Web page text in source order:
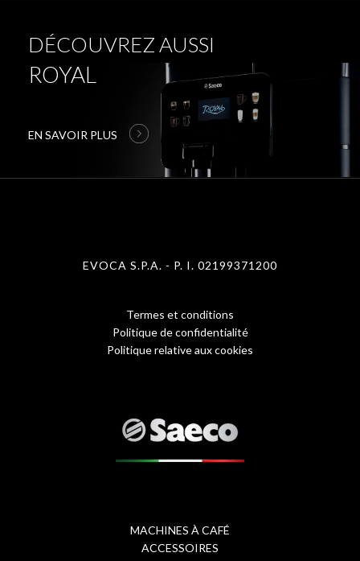
DÉCOUVREZ AUSSI
ROYAL
EN SAVOIR PLUS
EVOCA S.P.A. - P. I. 02199371200
Termes et conditions
Politique de confidentialité
Politique relative aux cookies
MACHINES À CAFÉ
ACCESSOIRES